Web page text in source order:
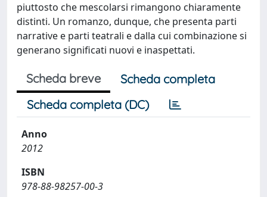
piuttosto che mescolarsi rimangono chiaramente
distinti. Un romanzo, dunque, che presenta parti
narrative e parti teatrali e dalla cui combinazione si
generano significati nuovi e inaspettati.
Scheda breve
Scheda completa
Scheda completa (DC)
Anno
2012
ISBN
978-88-98257-00-3